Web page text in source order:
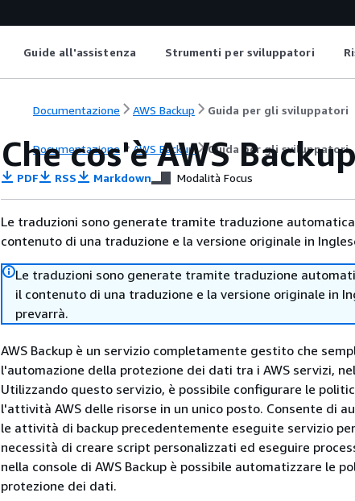
Guide all'assistenza Strumenti per sviluppatori
Documentazione AWS Backup Guida per gli sviluppatori
Documentazione AWS Backup Guida per gli sviluppatori
Che cos'è AWS
PDF RSS Markdown Modalità Focus
Le traduzioni sono generate tramite traduzione
contenuto di una traduzione e la versione originale in
Le traduzioni sono generate tramite traduzione
il contenuto di una traduzione e la versione originale in
prevarrà.
AWS Backup è un servizio completamente gestito che
l'automazione della protezione dei dati tra i AWS servizi,
Utilizzando questo servizio, è possibile configurare le
l'attività AWS delle risorse in un unico posto. Consente di
le attività di backup precedentemente eseguite servizio
necessità di creare script personalizzati ed eseguire
nella console di AWS Backup è possibile automatizzare le
protezione dei dati.